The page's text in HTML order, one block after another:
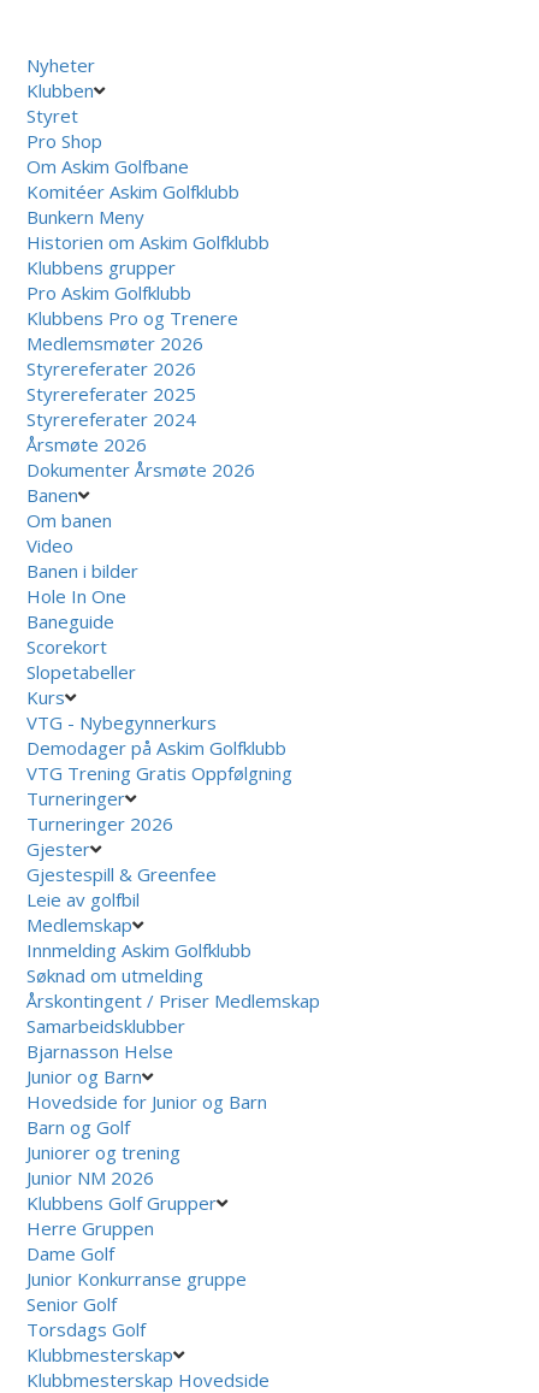
Nyheter
Klubben
Styret
Pro Shop
Om Askim Golfbane
Komitéer Askim Golfklubb
Bunkern Meny
Historien om Askim Golfklubb
Klubbens grupper
Pro Askim Golfklubb
Klubbens Pro og Trenere
Medlemsmøter 2026
Styrereferater 2026
Styrereferater 2025
Styrereferater 2024
Årsmøte 2026
Dokumenter Årsmøte 2026
Banen
Om banen
Video
Banen i bilder
Hole In One
Baneguide
Scorekort
Slopetabeller
Kurs
VTG - Nybegynnerkurs
Demodager på Askim Golfklubb
VTG Trening Gratis Oppfølgning
Turneringer
Turneringer 2026
Gjester
Gjestespill & Greenfee
Leie av golfbil
Medlemskap
Innmelding Askim Golfklubb
Søknad om utmelding
Årskontingent / Priser Medlemskap
Samarbeidsklubber
Bjarnasson Helse
Junior og Barn
Hovedside for Junior og Barn
Barn og Golf
Juniorer og trening
Junior NM 2026
Klubbens Golf Grupper
Herre Gruppen
Dame Golf
Junior Konkurranse gruppe
Senior Golf
Torsdags Golf
Klubbmesterskap
Klubbmesterskap Hovedside